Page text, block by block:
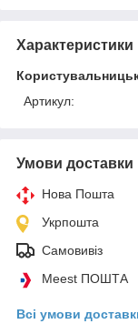
Характеристики
Артикул:
Умови доставки
Нова Пошта
Укрпошта
Самовивіз
Meest ПОШТА
Всі умови